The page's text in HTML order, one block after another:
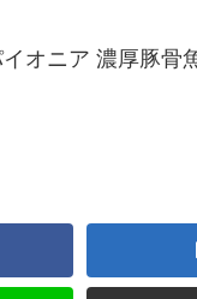
オニア 濃厚豚骨